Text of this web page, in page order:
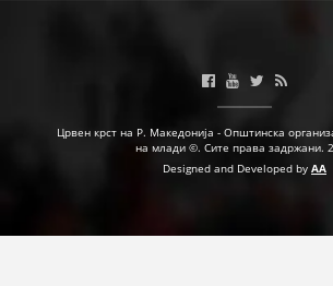
Црвен крст на Р. Македонија - Општинска
на млади ©. Сите права задржани.
Designed and Developed by AA